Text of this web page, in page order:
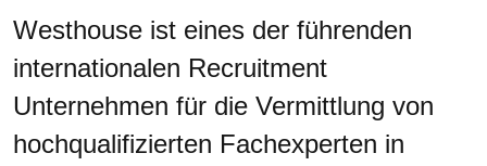
Westhouse ist eines der führenden
internationalen Recruitment
Unternehmen für die Vermittlung von
hochqualifizierten Fachexperten in